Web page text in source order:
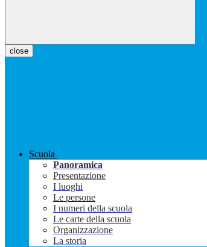
close
Scuola
Panoramica
Presentazione
I luoghi
Le persone
I numeri della scuola
Le carte della scuola
Organizzazione
La storia